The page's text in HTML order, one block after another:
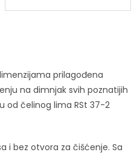
prilagođena
na dimnjak svih poznatijih
od čelinog lima RSt 37-2
i bez otvora za čišćenje. Sa